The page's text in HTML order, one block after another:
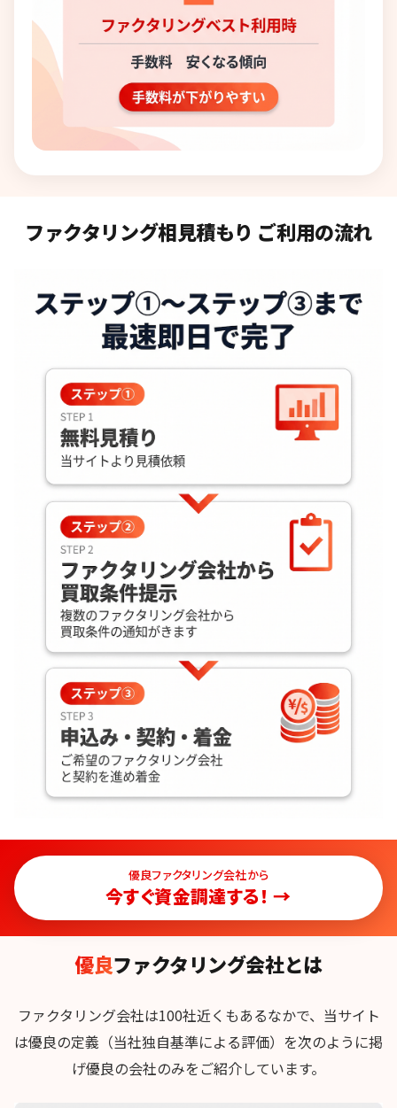
ファクタリング相見積もり ご利用の流れ
優良ファクタリング会社から
今すぐ資金調達する！ →
優良ファクタリング会社とは
ファクタリング会社は100社近くもあるなかで、当サイト
は優良の定義（当社独自基準による評価）を次のように掲
げ優良の会社のみをご紹介しています。